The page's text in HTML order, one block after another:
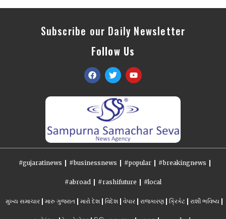
Subscribe our Daily Newsletter
Follow Us
#gujaratinews #businessnews #popular #breakingnews
#abroad #rashifuture #local
મુખ્ય સમાચાર મારુ ગુજરાત મારો દેશ વિદેશ વેપાર રાજકારણ ક્રિકેટ રાશી ભવિષ્ય